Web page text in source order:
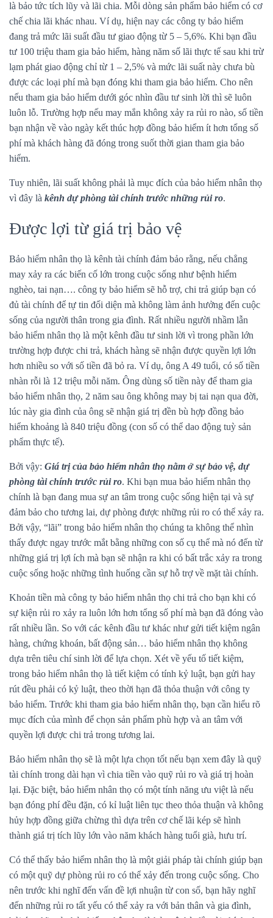
là bảo tức tích lũy và lãi chia. Mỗi dòng sản phẩm bảo hiểm có cơ
chế chia lãi khác nhau. Ví dụ, hiện nay các công ty bảo hiểm
đang trả mức lãi suất đầu tư giao động từ 5 – 5,6%. Khi bạn đầu
tư 100 triệu tham gia bảo hiểm, hàng năm số lãi thực tế sau khi trừ
lạm phát giao động chỉ từ 1 – 2,5% và mức lãi suất này chưa bù
được các loại phí mà bạn đóng khi tham gia bảo hiểm. Cho nên
nếu tham gia bảo hiểm dưới góc nhìn đầu tư sinh lời thì sẽ luôn
luôn lỗ. Trường hợp nếu may mắn không xảy ra rủi ro nào, số tiền
bạn nhận về vào ngày kết thúc hợp đồng bảo hiểm ít hơn tổng số
phí mà khách hàng đã đóng trong suốt thời gian tham gia bảo
hiểm.
Tuy nhiên, lãi suất không phải là mục đích của bảo hiểm nhân thọ
vì đây là kênh dự phòng tài chính trước những rủi ro.
Được lợi từ giá trị bảo vệ
Bảo hiểm nhân thọ là kênh tài chính đảm bảo rằng, nếu chẳng
may xảy ra các biến cố lớn trong cuộc sống như bệnh hiểm
nghèo, tai nạn…. công ty bảo hiểm sẽ hỗ trợ, chi trả giúp bạn có
đủ tài chính để tự tin đối diện mà không làm ảnh hưởng đến cuộc
sống của người thân trong gia đình. Rất nhiều người nhầm lẫn
bảo hiểm nhân thọ là một kênh đầu tư sinh lời vì trong phần lớn
trường hợp được chi trả, khách hàng sẽ nhận được quyền lợi lớn
hơn nhiều so với số tiền đã bỏ ra. Ví dụ, ông A 49 tuổi, có số tiền
nhàn rỗi là 12 triệu mỗi năm. Ông dùng số tiền này để tham gia
bảo hiểm nhân thọ, 2 năm sau ông không may bị tai nạn qua đời,
lúc này gia đình của ông sẽ nhận giá trị đền bù hợp đồng bảo
hiểm khoảng là 840 triệu đồng (con số có thể dao động tuỳ sản
phẩm thực tế).
Bởi vậy: Giá trị của bảo hiểm nhân thọ nằm ở sự bảo vệ, dự
phòng tài chính trước rủi ro. Khi bạn mua bảo hiểm nhân thọ
chính là bạn đang mua sự an tâm trong cuộc sống hiện tại và sự
đảm bảo cho tương lai, dự phòng được những rủi ro có thể xảy ra.
Bởi vậy, “lãi” trong bảo hiểm nhân thọ chúng ta không thể nhìn
thấy được ngay trước mắt bằng những con số cụ thể mà nó đến từ
những giá trị lợi ích mà bạn sẽ nhận ra khi có bất trắc xảy ra trong
cuộc sống hoặc những tình huống cần sự hỗ trợ về mặt tài chính.
Khoản tiền mà công ty bảo hiểm nhân thọ chi trả cho bạn khi có
sự kiện rủi ro xảy ra luôn lớn hơn tổng số phí mà bạn đã đóng vào
rất nhiều lần. So với các kênh đầu tư khác như gửi tiết kiệm ngân
hàng, chứng khoán, bất động sản… bảo hiểm nhân thọ không
dựa trên tiêu chí sinh lời để lựa chọn. Xét về yếu tố tiết kiệm,
trong bảo hiểm nhân thọ là tiết kiệm có tính kỷ luật, bạn gửi hay
rút đều phải có kỷ luật, theo thời hạn đã thỏa thuận với công ty
bảo hiểm. Trước khi tham gia bảo hiểm nhân thọ, bạn cần hiểu rõ
mục đích của mình để chọn sản phẩm phù hợp và an tâm với
quyền lợi được chi trả trong tương lai.
Bảo hiểm nhân thọ sẽ là một lựa chọn tốt nếu bạn xem đây là quỹ
tài chính trong dài hạn vì chia tiền vào quỹ rủi ro và giá trị hoàn
lại. Đặc biệt, bảo hiểm nhân thọ có một tính năng ưu việt là nếu
bạn đóng phí đều đặn, có kỉ luật liên tục theo thỏa thuận và không
hủy hợp đồng giữa chừng thì dựa trên cơ chế lãi kép sẽ hình
thành giá trị tích lũy lớn vào năm khách hàng tuổi già, hưu trí.
Có thể thấy bảo hiểm nhân thọ là một giải pháp tài chính giúp bạn
có một quỹ dự phòng rủi ro có thể xảy đến trong cuộc sống. Cho
nên trước khi nghĩ đến vấn đề lợi nhuận từ con số, bạn hãy nghĩ
đến những rủi ro tất yếu có thể xảy ra với bản thân và gia đình,